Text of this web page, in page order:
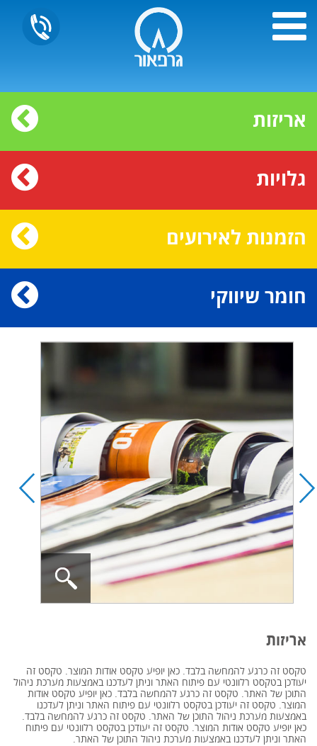
אריזות
גלויות
הזמנות לאירועים
חומר שיווקי
אריזות
טקסט זה כרגע להמחשה בלבד. כאן יופיע טקסט אודות המוצר. טקסט זה
יעודכן בטקסט רלוונטי עם פיתוח האתר וניתן לעדכנו באמצעות מערכת ניהול
התוכן של האתר. טקסט זה כרגע להמחשה בלבד. כאן יופיע טקסט אודות
המוצר. טקסט זה יעודכן בטקסט רלוונטי עם פיתוח האתר וניתן לעדכנו
באמצעות מערכת ניהול התוכן של האתר. טקסט זה כרגע להמחשה בלבד.
כאן יופיע טקסט אודות המוצר. טקסט זה יעודכן בטקסט רלוונטי עם פיתוח
האתר וניתן לעדכנו באמצעות מערכת ניהול התוכן של האתר.